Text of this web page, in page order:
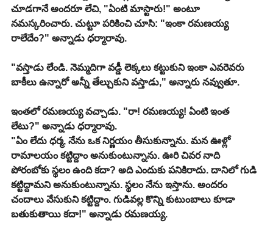
చూడగానే అందరూ లేచి, "ఏంటి మాస్టారు!" అంటూ
నమస్కరించారు. చుట్టూ పరికించి చూసి: "ఇంకా రమణయ్య
రాలేదేం?" అన్నాడు ధర్మారావు.
"వస్తాడు లేండి. నెమ్మదిగా వడ్డీ లెక్కలు కట్టుకుని ఇంకా ఎవరెవరు
బాకీలు ఉన్నారో అన్నీ తేల్చుకుని వస్తాడు," అన్నారు నవ్వుతూ.
ఇంతలో రమణయ్య వచ్చాడు. "రా! రమణయ్య! ఏంటి ఇంత
లేటు?" అన్నాడు ధర్మారావు.
"ఏం లేదు ధర్మ, నేను ఒక నిర్ణయం తీసుకున్నాను. మన ఊళ్లో
రామాలయం కట్టిద్దాం అనుకుంటున్నాను. ఊరి చివర నాది
పోరంబోకు స్థలం ఉంది కదా? అది ఎందుకు పనికిరాదు. దానిలో గుడి
కట్టిద్దామని అనుకుంటున్నాను. స్థలం నేను ఇస్తాను. అందరం
చందాలు వేసుకుని కట్టిద్దాం. గుడివల్ల కొన్ని కుటుంబాలు కూడా
బతుకుతాయి కదా!" అన్నాడు రమణయ్య.